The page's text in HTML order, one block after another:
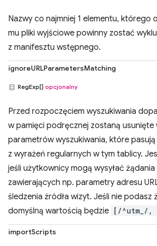
Nazwy co najmniej 1 elementu, którego
mu pliki wyjściowe powinny zostać
z manifesztu wstępnego.
ignoreURLParametersMatching
RegExp[] opcjonalny
Przed rozpoczęciem wyszukiwania
w pamięci podręcznej zostaną usunięte
parametrów wyszukiwania, które
z wyrażeń regularnych w tym tablicy.
jeśli użytkownicy mogą wysyłać
zawierających np. parametry adresu
śledzenia źródła wizyt. Jeśli nie podasz
domyślną wartością będzie [/^utm_/
importScripts